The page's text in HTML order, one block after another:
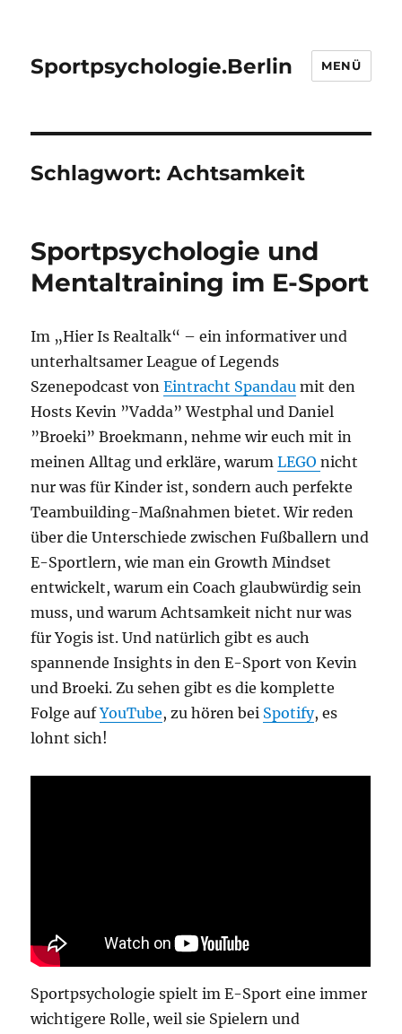
Sportpsychologie.Berlin MENÜ
Schlagwort:Achtsamkeit
Sportpsychologie und
Mentaltraining im E-Sport
Im „Hier Is Realtalk“ – ein informativer und
unterhaltsamer League of Legends
Szenepodcast vonEintracht Spandau mit den
Hosts Kevin ”Vadda” Westphal und Daniel
”Broeki” Broekmann, nehme wir euch mit in
meinen Alltag und erkläre, warumLEGOnicht
nur was für Kinder ist, sondern auch perfekte
Teambuilding-Maßnahmen bietet. Wir reden
über die Unterschiede zwischen Fußballern und
E-Sportlern, wie man ein Growth Mindset
entwickelt, warum ein Coach glaubwürdig sein
muss, und warum Achtsamkeit nicht nur was
für Yogis ist. Und natürlich gibt es auch
spannende Insights in den E-Sport von Kevin
und Broeki. Zu sehen gibt es die komplette
Folge aufYouTube, zu hören bei Spotify, es
lohnt sich!
Sportpsychologie spielt im E-Sport eine immer
wichtigere Rolle, weil sie Spielern und